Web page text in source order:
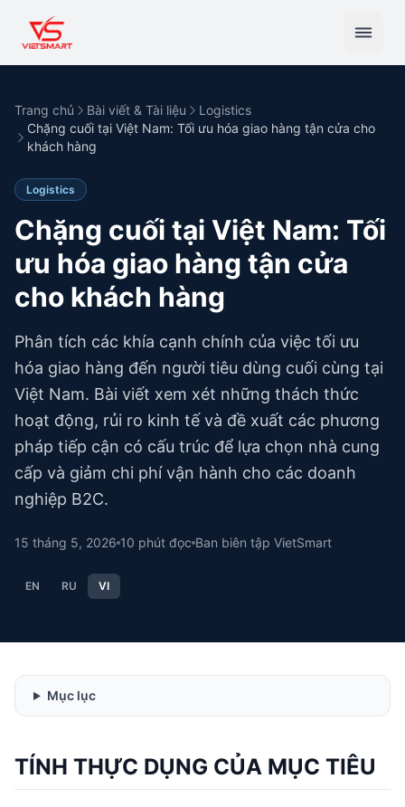
Trang chủ Bài viết & Tài liệu
Logistics
Chặng cuối tại Việt Nam: Tối ưu hóa giao hàng tận cửa cho
khách hàng
Logistics
Chặng cuối tại Việt Nam: Tối
ưu hóa giao hàng tận cửa
cho khách hàng
Phân tích các khía cạnh chính của việc tối ưu
hóa giao hàng đến người tiêu dùng cuối cùng tại
Việt Nam. Bài viết xem xét những thách thức
hoạt động, rủi ro kinh tế và đề xuất các phương
pháp tiếp cận có cấu trúc để lựa chọn nhà cung
cấp và giảm chi phí vận hành cho các doanh
nghiệp B2C.
15 tháng 5, 2026 10 phút đọc Ban biên tập VietSmart
EN RU VI
Mục lục
TÍNH THỰC DỤNG CỦA MỤC TIÊU